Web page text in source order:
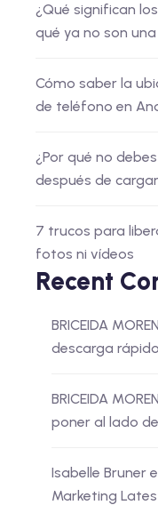
¿Qué significan
qué ya no son
Cómo saber la
de teléfono en
¿Por qué no
después de
7 trucos para
fotos ni vídeos
Recent
BRICEIDA
descarga
BRICEIDA
poner al lado
Isabelle Bruner
Marketing